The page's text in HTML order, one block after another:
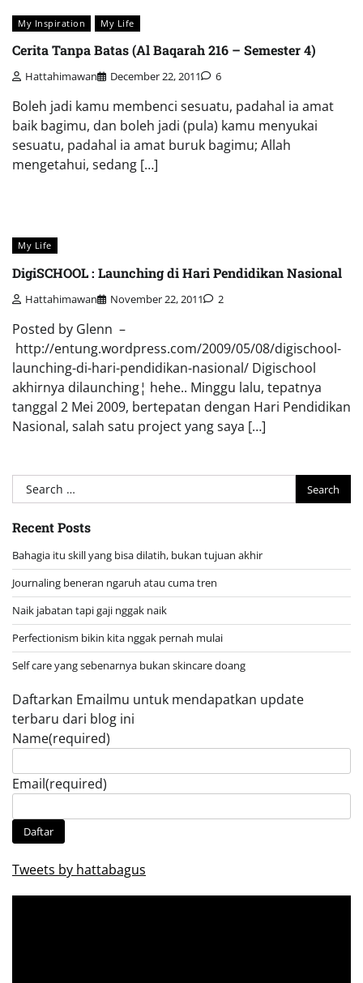
My Inspiration My Life
Cerita Tanpa Batas (Al Baqarah 216 – Semester 4)
Hattahimawan December 22, 2011 6
Boleh jadi kamu membenci sesuatu, padahal ia amat
baik bagimu, dan boleh jadi (pula) kamu menyukai
sesuatu, padahal ia amat buruk bagimu; Allah
mengetahui, sedang […]
My Life
DigiSCHOOL : Launching di Hari Pendidikan Nasional
Hattahimawan November 22, 2011 2
Posted by Glenn –
http://entung.wordpress.com/2009/05/08/digischool-
launching-di-hari-pendidikan-nasional/ Digischool
akhirnya dilaunching¦ hehe.. Minggu lalu, tepatnya
tanggal 2 Mei 2009, bertepatan dengan Hari Pendidikan
Nasional, salah satu project yang saya […]
Search
for:
Recent Posts
Bahagia itu skill yang bisa dilatih, bukan tujuan akhir
Journaling beneran ngaruh atau cuma tren
Naik jabatan tapi gaji nggak naik
Perfectionism bikin kita nggak pernah mulai
Self care yang sebenarnya bukan skincare doang
Daftarkan Emailmu untuk mendapatkan update
terbaru dari blog ini
Name(required)
Email(required)
Daftar
Tweets by hattabagus